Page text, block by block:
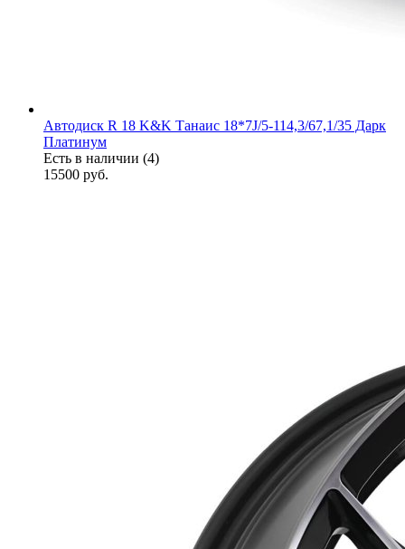
Автодиск R 18 K&K Танаис 18*7J/5-114,3/67,1/35 Дарк
Платинум
Есть в наличии (4)
15500 руб.